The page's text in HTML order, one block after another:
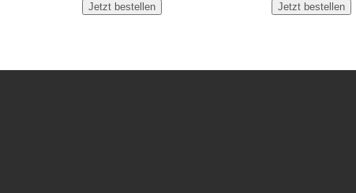
Jetzt bestellen Jetzt bestellen